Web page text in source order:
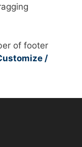
of footer
/